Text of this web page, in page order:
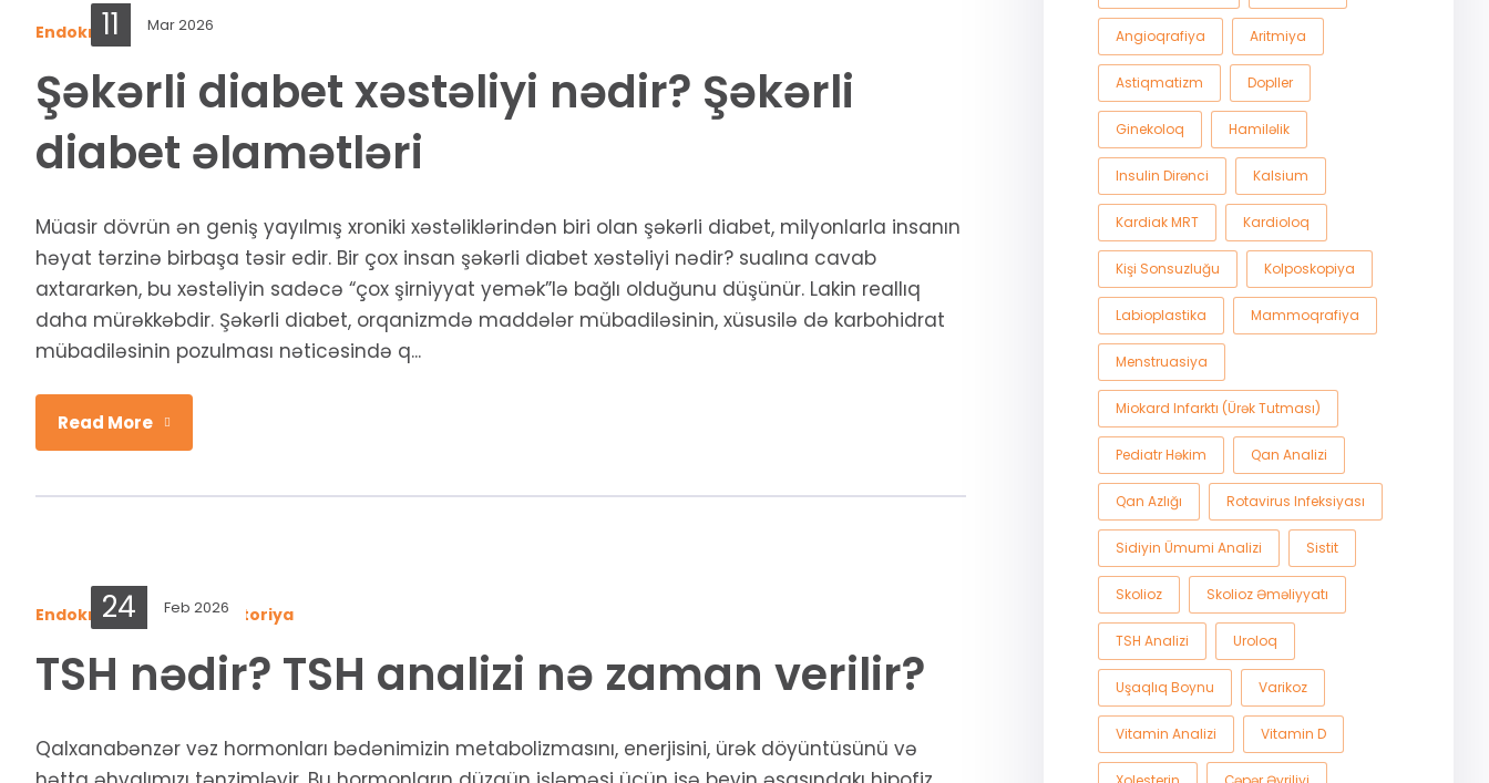
11 Mar 2026
Endokrinologiya
Şəkərli diabet xəstəliyi nədir? Şəkərli
diabet əlamətləri
Müasir dövrün ən geniş yayılmış xroniki xəstəliklərindən biri olan şəkərli diabet, milyonlarla insanın
həyat tərzinə birbaşa təsir edir. Bir çox insan şəkərli diabet xəstəliyi nədir? sualına cavab
axtararkən, bu xəstəliyin sadəcə “çox şirniyyat yemək”lə bağlı olduğunu düşünür. Lakin reallıq
daha mürəkkəbdir. Şəkərli diabet, orqanizmdə maddələr mübadiləsinin, xüsusilə də karbohidrat
mübadiləsinin pozulması nəticəsində q...
Read More
24 Feb 2026
Endokrinologiya,Laboratoriya
TSH nədir? TSH analizi nə zaman verilir?
Qalxanabənzər vəz hormonları bədənimizin metabolizmasını, enerjisini, ürək döyüntüsünü və
Angioqrafiya Aritmiya
Astiqmatizm Dopller
Ginekoloq Hamiləlik
Insulin Dirənci Kalsium
Kardiak MRT Kardioloq
Kişi Sonsuzluğu Kolposkopiya
Labioplastika Mammoqrafiya
Menstruasiya
Miokard Infarktı (ürək Tutması)
Pediatr Həkim Qan Analizi
Qan Azlığı Rotavirus Infeksiyası
Sidiyin Ümumi Analizi Sistit
Skolioz Skolioz Əməliyyatı
TSH Analizi Uroloq
Uşaqlıq Boynu Varikoz
Vitamin Analizi Vitamin D